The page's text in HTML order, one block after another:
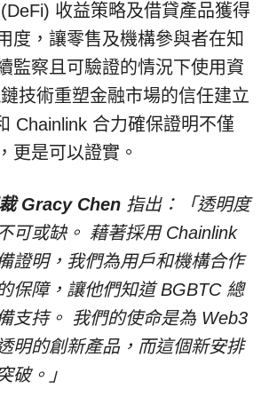
收益策略及借貸產品獲得
度，讓零售及機構參與者在知
監察且可驗證的情況下使用資
技術重塑金融市場的信任建立
Chainlink 合力確保證明不僅
更是可以證實。
Gracy Chen 指出：「透明度
可或缺。 藉著採用 Chainlink
證明，我們為用戶和機構合作
保障，讓他們知道 BGBTC 總
支持。 我們的使命是為 Web3
明的創新產品，而這個新安排
破。」